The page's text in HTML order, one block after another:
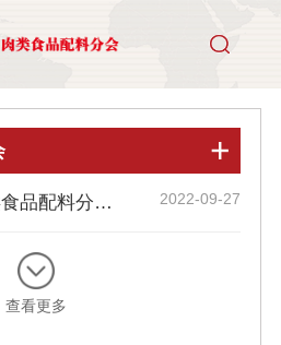
中国肉类协会肉类食品配料分会联系方式 2022-09-27
查看更多